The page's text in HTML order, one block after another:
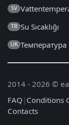
SV
TR Su Sıcaklığı
UK
2014 - 2026 ©
FAQ | Conditions
Contacts